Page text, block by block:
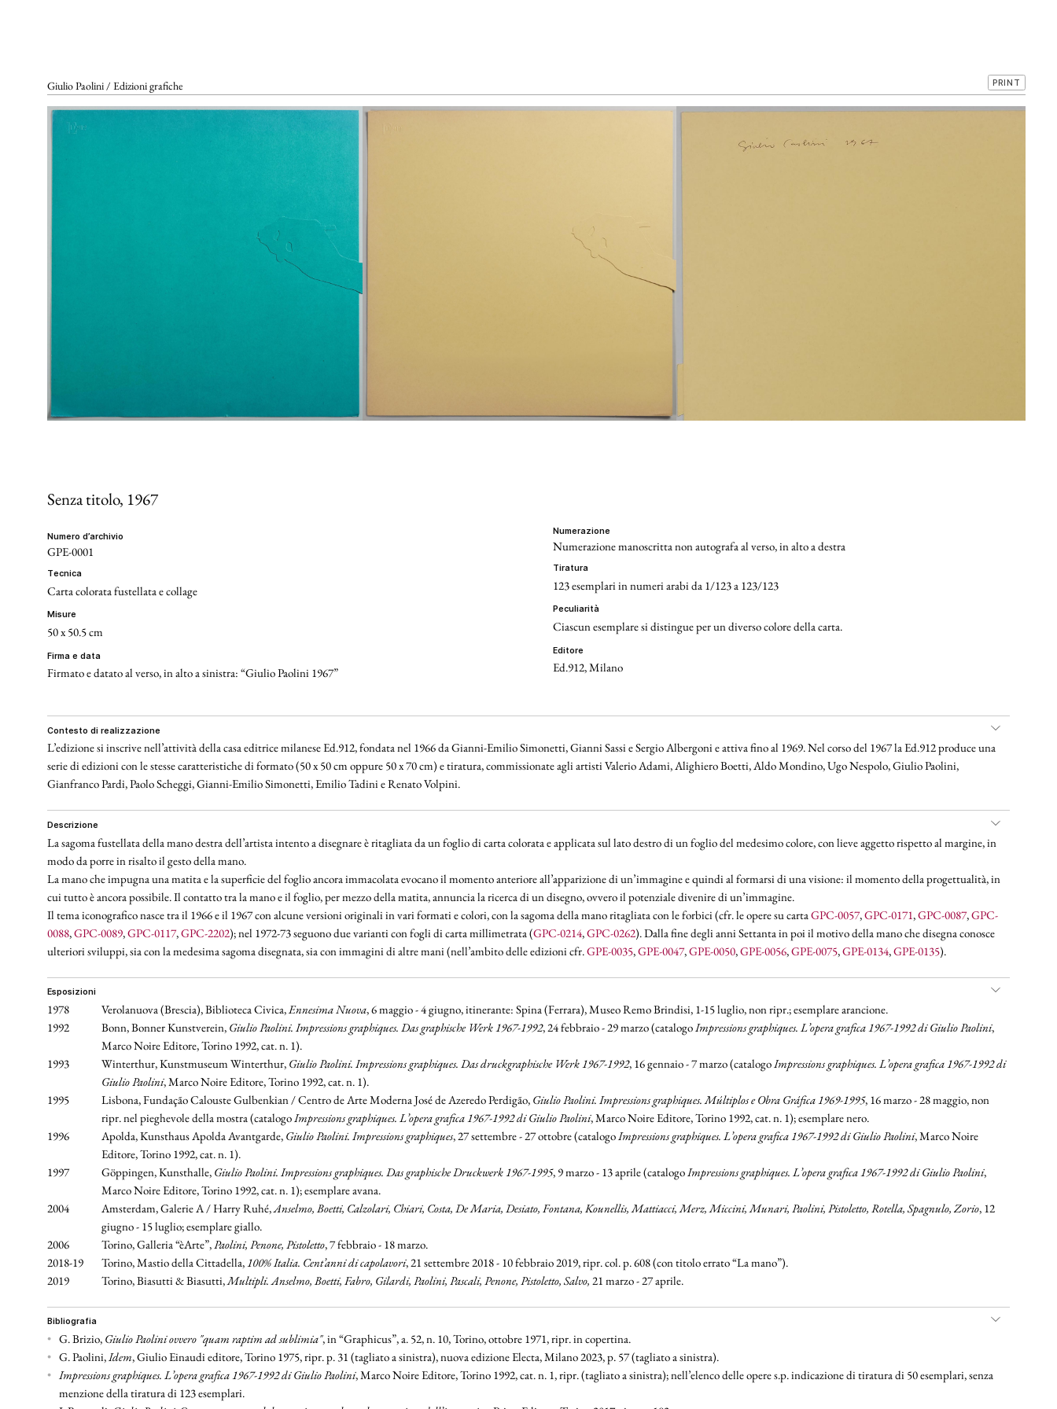
GALLERIE DI RIFERIMENTO
ARCHIVIAZIONE E
AUTENTICHE
Giulio Paolini / Edizioni grafiche PRINT
Senza titolo, 1967
numero d’archivio
GPE-0001
tecnica
Carta colorata fustellata e collage
misure
50 x 50.5 cm
firma e data
Firmato e datato al verso, in alto a sinistra: “Giulio Paolini 1967”
numerazione
Numerazione manoscritta non autografa al verso, in alto a destra
tiratura
123 esemplari in numeri arabi da 1/123 a 123/123
peculiarità
Ciascun esemplare si distingue per un diverso colore della carta.
editore
Ed.912, Milano
contesto di realizzazione
L’edizione si inscrive nell’attività della casa editrice milanese Ed.912, fondata nel 1966 da Gianni-Emilio Simonetti, Gianni Sassi e Sergio Albergoni e attiva fino al 1969. Nel corso del 1967 la Ed.912 produce una
serie di edizioni con le stesse caratteristiche di formato (50 x 50 cm oppure 50 x 70 cm) e tiratura, commissionate agli artisti Valerio Adami, Alighiero Boetti, Aldo Mondino, Ugo Nespolo, Giulio Paolini,
Gianfranco Pardi, Paolo Scheggi, Gianni-Emilio Simonetti, Emilio Tadini e Renato Volpini.
descrizione
La sagoma fustellata della mano destra dell’artista intento a disegnare è ritagliata da un foglio di carta colorata e applicata sul lato destro di un foglio del medesimo colore, con lieve aggetto rispetto al margine, in
modo da porre in risalto il gesto della mano.
La mano che impugna una matita e la superficie del foglio ancora immacolata evocano il momento anteriore all’apparizione di un’immagine e quindi al formarsi di una visione: il momento della progettualità, in
cui tutto è ancora possibile. Il contatto tra la mano e il foglio, per mezzo della matita, annuncia la ricerca di un disegno, ovvero il potenziale divenire di un’immagine.
Il tema iconografico nasce tra il 1966 e il 1967 con alcune versioni originali in vari formati e colori, con la sagoma della mano ritagliata con le forbici (cfr. le opere su cartaGPC-0057,GPC-0171,GPC-0087,GPC-
0088,GPC-0089,GPC-0117,GPC-2202); nel 1972-73 seguono due varianti con fogli di carta millimetrata (GPC-0214,GPC-0262). Dalla fine degli anni Settanta in poi il motivo della mano che disegna conosce
ulteriori sviluppi, sia con la medesima sagoma disegnata, sia con immagini di altre mani (nell’ambito delle edizioni cfr.GPE-0035,GPE-0047,GPE-0050,GPE-0056,GPE-0075,GPE-0134,GPE-0135).
esposizioni
1978 Verolanuova (Brescia), Biblioteca Civica,Ennesima Nuova, 6 maggio - 4 giugno, itinerante: Spina (Ferrara), Museo Remo Brindisi, 1-15 luglio, non ripr.; esemplare arancione.
1992
Bonn, Bonner Kunstverein,Giulio Paolini. Impressions graphiques. Das graphische Werk 1967-1992, 24 febbraio - 29 marzo (catalogoImpressions graphiques. L’opera grafica 1967-1992 di Giulio Paolini,
Marco Noire Editore, Torino 1992, cat. n. 1).
1993
Winterthur, Kunstmuseum Winterthur,Giulio Paolini. Impressions graphiques. Das druckgraphische Werk 1967-1992, 16 gennaio - 7 marzo (catalogoImpressions graphiques. L’opera grafica 1967-1992 di
Giulio Paolini, Marco Noire Editore, Torino 1992, cat. n. 1).
1995
Lisbona, Fundação Calouste Gulbenkian / Centro de Arte Moderna José de Azeredo Perdigão,Giulio Paolini. Impressions graphiques. Múltiplos e Obra Gráfica 1969-1995, 16 marzo - 28 maggio, non
ripr. nel pieghevole della mostra (catalogoImpressions graphiques. L’opera grafica 1967-1992 di Giulio Paolini, Marco Noire Editore, Torino 1992, cat. n. 1); esemplare nero.
1996
Apolda, Kunsthaus Apolda Avantgarde,Giulio Paolini. Impressions graphiques, 27 settembre - 27 ottobre (catalogoImpressions graphiques. L’opera grafica 1967-1992 di Giulio Paolini, Marco Noire
Editore, Torino 1992, cat. n. 1).
1997
Göppingen, Kunsthalle,Giulio Paolini. Impressions graphiques. Das graphische Druckwerk 1967-1995, 9 marzo - 13 aprile (catalogoImpressions graphiques. L’opera grafica 1967-1992 di Giulio Paolini,
Marco Noire Editore, Torino 1992, cat. n. 1); esemplare avana.
2004
Amsterdam, Galerie A / Harry Ruhé,Anselmo, Boetti, Calzolari, Chiari, Costa, De Maria, Desiato, Fontana, Kounellis, Mattiacci, Merz, Miccini, Munari, Paolini, Pistoletto, Rotella, Spagnulo, Zorio, 12
giugno - 15 luglio; esemplare giallo.
2006
Torino, Galleria “èArte”,Paolini, Penone, Pistoletto, 7 febbraio - 18 marzo.
2018-19
Torino, Mastio della Cittadella,100% Italia. Cent’anni di capolavori, 21 settembre 2018 - 10 febbraio 2019, ripr. col. p. 608 (con titolo errato “La mano”).
2019
Torino, Biasutti & Biasutti,Multipli. Anselmo, Boetti, Fabro, Gilardi, Paolini, Pascali, Penone, Pistoletto, Salvo,21 marzo - 27 aprile.
bibliografia
• G. Brizio,Giulio Paolini ovvero "quam raptim ad sublimia", in “Graphicus”, a. 52, n. 10, Torino, ottobre 1971, ripr. in copertina.
• G. Paolini,Idem, Giulio Einaudi editore, Torino 1975, ripr. p. 31 (tagliato a sinistra), nuova edizione Electa, Milano 2023, p. 57 (tagliato a sinistra).
• Impressions graphiques. L’opera grafica 1967-1992 di Giulio Paolini, Marco Noire Editore, Torino 1992, cat. n. 1, ripr. (tagliato a sinistra); nell’elenco delle opere s.p. indicazione di tiratura di 50 esemplari, senza
menzione della tiratura di 123 esemplari.